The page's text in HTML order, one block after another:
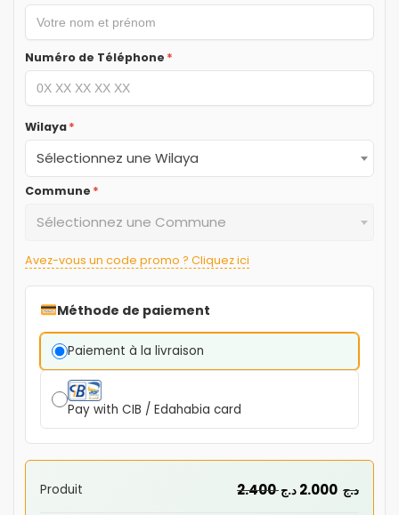
Numéro de Téléphone *
Wilaya*
Sélectionnez une Wilaya
Commune *
Sélectionnez une Commune
Avez-vous un code promo ? Cliquez ici
Méthode de paiement
Paiement à la livraison
Pay with CIB / Edahabia card
Produit 2.400 د.ج 2.000 د.ج